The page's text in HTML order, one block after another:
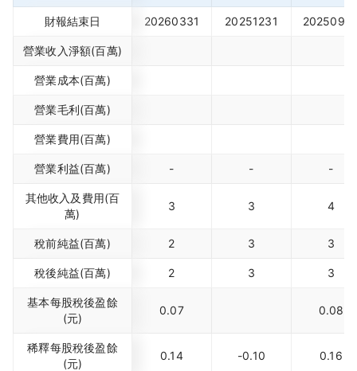
財報結束日 20260331 20251231
營業收入淨額(百萬)
營業成本(百萬)
營業毛利(百萬)
營業費用(百萬)
營業利益(百萬) - - -
其他收入及費用(百
萬)
3 3 4
稅前純益(百萬) 2 3 3
稅後純益(百萬) 2 3 3
基本每股稅後盈餘
(元)
0.07 0.08
稀釋每股稅後盈餘
(元)
0.14 -0.10 0.16